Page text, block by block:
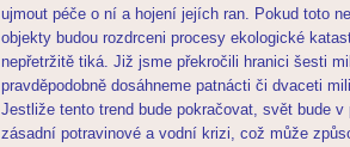
ujmout péče o ní a hojení jejích ran. Pokud toto
objekty budou rozdrceni procesy ekologické
nepřetržitě tiká. Již jsme překročili hranici šesti
pravděpodobně dosáhneme patnácti či dvaceti
Jestliže tento trend bude pokračovat, svět bude
zásadní potravinové a vodní krizi, což může